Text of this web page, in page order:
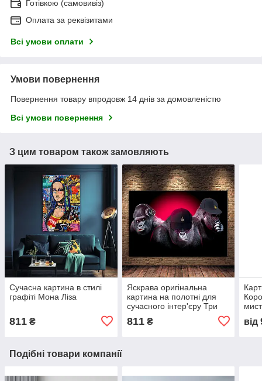
Готівкою (самовивіз)
Оплата за реквізитами
Всі умови оплати
Умови повернення
Повернення товару впродовж 14 днів за домовленістю
Всі умови повернення
З цим товаром також замовляють
Сучасна картина в стилі
графіті Мона Ліза
811 ₴
Яскрава оригінальна
картина на полотні для
сучасного інтер'єру Три
811₴ від
Подібні товари компанії